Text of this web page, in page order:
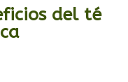
del té